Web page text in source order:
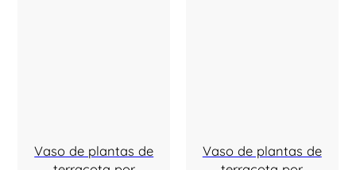
Vaso de plantas de
Vaso de plantas de